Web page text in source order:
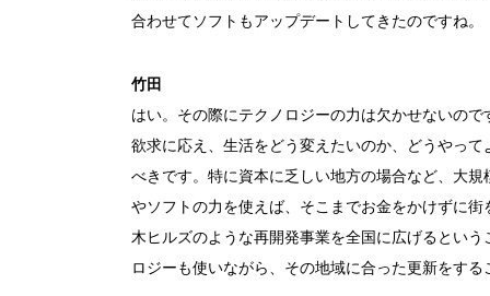
合わせてソフトもアップデートしてきたのですね。
竹田
はい。その際にテクノロジーの力は欠かせないの
欲求に応え、生活をどう変えたいのか、どうやっ
べきです。特に資本に乏しい地方の場合など、大
やソフトの力を使えば、そこまでお金をかけずに
木ヒルズのような再開発事業を全国に広げるとい
ロジーも使いながら、その地域に合った更新をす